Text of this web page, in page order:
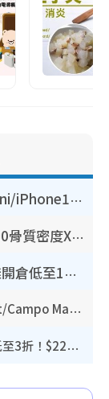
豐澤優惠勁減低至44折！Mac mini/iPhone17Pro大減價！廚房家電$220起
港大推賽馬會強化骨骼計劃！$100骨質密度X光檢查 完成免費運動訓練送超市禮券！附參加資格
開倉優惠 | 尖沙咀海港城名牌波鞋開倉低至1折！On鞋$899起／Joy&Peace鞋履$98起
開倉優惠｜銅鑼灣時代廣場Doughnut/Campo Marzio開倉低至1折！背囊、書包、手袋劈價$200起
廚具開倉｜特福Tefal廚具/家電開倉低至3折！$220起買平底鍋/炒鑊/湯煲！電飯煲/吸塵機/燙斗$418起